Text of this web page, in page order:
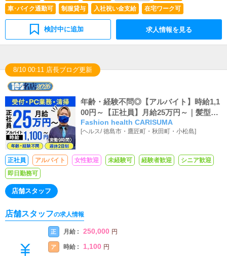
車･バイク通勤可
制服貸与 入社祝い金支給 在宅ワーク可
検討中に追加 求人情報を見る
8/10 00:11 店長ブログ更新
年齢・経験不問◎【アルバイト】時給1,1
00円～【正社員】月給25万円～｜髪型自
由
Fashion health CARISUMA
[ヘルス/徳島市・鷹匠町・秋田町・小松島]
正社員 アルバイト 女性歓迎 未経験可 経験者歓迎
シニア歓迎
即日勤務可
店舗スタッフ
店舗スタッフの求人情報
正 月給 : 250,000 円
ア 時給 : 1,100 円